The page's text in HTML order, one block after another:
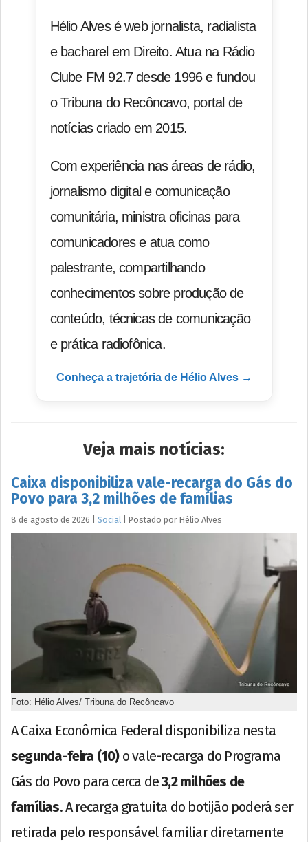
Hélio Alves é web jornalista, radialista
e bacharel em Direito. Atua na Rádio
Clube FM 92.7 desde 1996 e fundou
o Tribuna do Recôncavo, portal de
notícias criado em 2015.
Com experiência nas áreas de rádio,
jornalismo digital e comunicação
comunitária, ministra oficinas para
comunicadores e atua como
palestrante, compartilhando
conhecimentos sobre produção de
conteúdo, técnicas de comunicação
e prática radiofônica.
Conheça a trajetória de Hélio Alves →
Veja mais notícias:
Caixa disponibiliza vale-recarga do Gás do
Povo para 3,2 milhões de famílias
8 de agosto de 2026 Social Postado por Hélio Alves
Foto: Hélio Alves/ Tribuna do Recôncavo
A Caixa Econômica Federal disponibiliza nesta
segunda-feira (10)o vale-recarga do Programa
Gás do Povo para cerca de3,2 milhões de
famílias. A recarga gratuita do botijão poderá ser
retirada pelo responsável familiar diretamente